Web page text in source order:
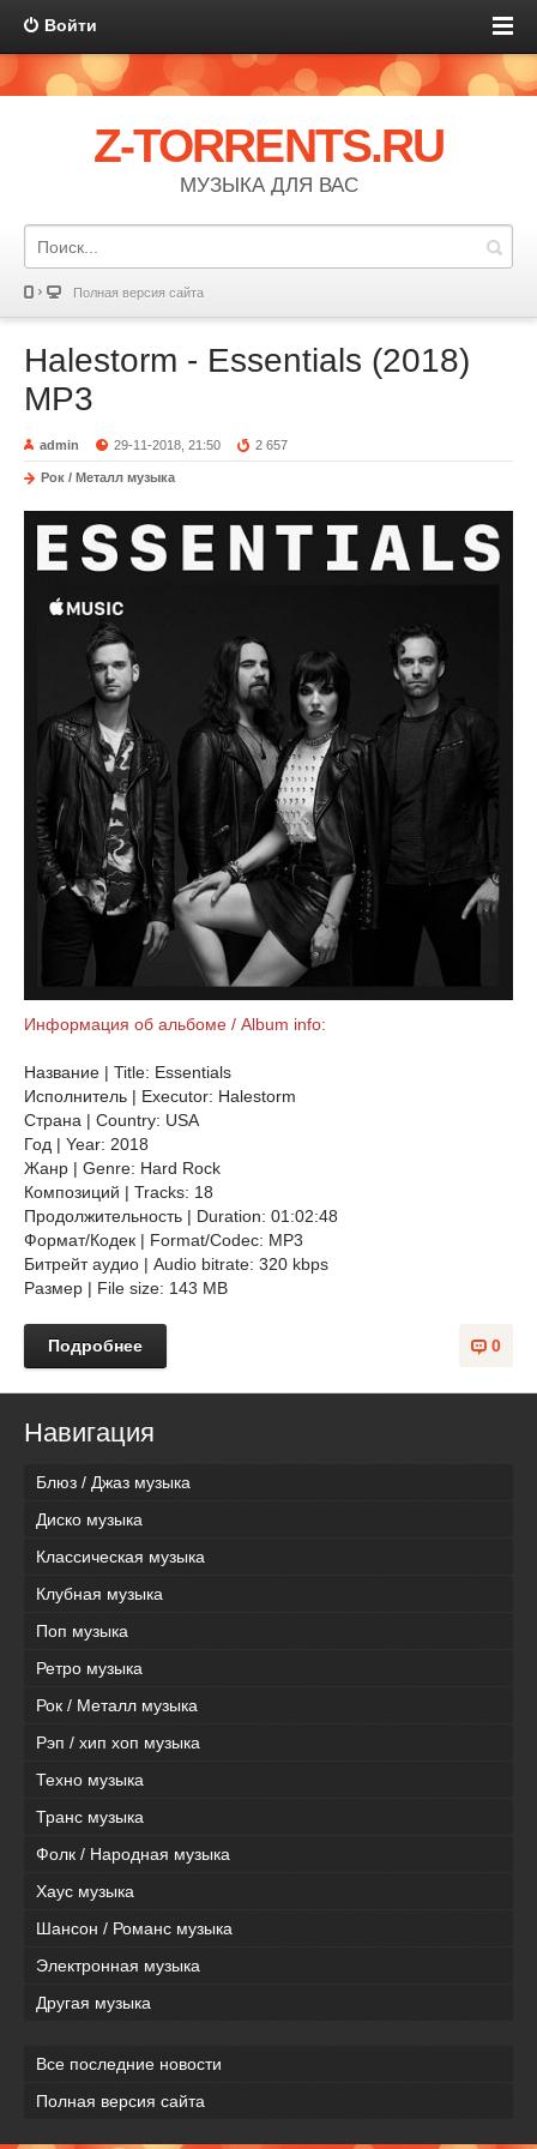
Войти
Z-TORRENTS.RU
МУЗЫКА ДЛЯ ВАС
Полная версия сайта
Halestorm - Essentials (2018)
MP3
admin 29-11-2018, 21:50 2 657
Рок / Металл музыка
Информация об альбоме / Album info:
Название | Title: Essentials
Исполнитель | Executor: Halestorm
Страна | Country: USA
Год | Year: 2018
Жанр | Genre: Hard Rock
Композиций | Tracks: 18
Продолжительность | Duration: 01:02:48
Формат/Кодек | Format/Codec: MP3
Битрейт аудио | Audio bitrate: 320 kbps
Размер | File size: 143 MB
0
Подробнее
Навигация
Блюз / Джаз музыка
Диско музыка
Классическая музыка
Клубная музыка
Поп музыка
Ретро музыка
Рок / Металл музыка
Рэп / хип хоп музыка
Техно музыка
Транс музыка
Фолк / Народная музыка
Хаус музыка
Шансон / Романс музыка
Электронная музыка
Другая музыка
Все последние новости
Полная версия сайта